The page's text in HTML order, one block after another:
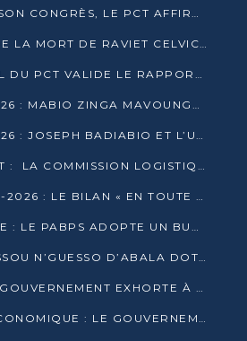
À TROIS JOURS DE SON CONGRÈS, LE PCT AFFIRME AVOIR ATTEINT TOUS SES OBJECTIFS
CE QUE L’ON SAIT DE LA MORT DE RAVIET CELVIC N’TSIANTSIE
LE COMITÉ CENTRAL DU PCT VALIDE LE RAPPORT DU CONGRÈS ET SOUTIENT DENIS SASSOU N’GUESSO
PRÉSIDENTIELLE 2026 : MABIO ZINGA MAVOUNGOU DÉCLARE SA CANDIDATURE ET CHARGE LE BILAN DU PCT
PRÉSIDENTIELLE 2026 : JOSEPH BADIABIO ET L’UDH-YUKI JOUENT LA PRUDENCE
6ᵉ CONGRÈS DU PCT : LA COMMISSION LOGISTIQUE ASSURE LA DISTRIBUTION DES KITS
QUINQUENNAT 2021-2026 : LE BILAN « EN TOUTE TRANSPARENCE » PRÉSENTÉ À LA PRESSE
ÉCONOMIE FLUVIALE : LE PABPS ADOPTE UN BUDGET 2026 DE PLUS DE 2,7 MILLIARDS FCFA
LE LYCÉE DENIS SASSOU N’GUESSO D’ABALA DOTÉ D’UNE SALLE MULTIMÉDIA
POINTE-NOIRE : LE GOUVERNEMENT EXHORTE À UN USAGE RESPONSABLE DU NOUVEAU MATÉRIEL MUNICIPAL
SITUATION SOCIOÉCONOMIQUE : LE GOUVERNEMENT INTERPELLÉ DEVANT LE SÉNAT